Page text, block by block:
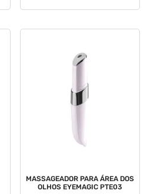
MASSAGEADOR PARA ÁREA DOS
OLHOS EYEMAGIC PTE03